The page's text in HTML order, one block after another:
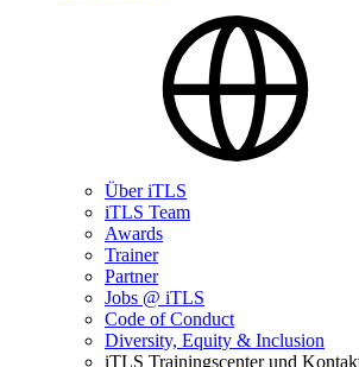
Über iTLS
iTLS Team
Awards
Trainer
Partner
Jobs @ iTLS
Code of Conduct
Diversity, Equity & Inclusion
iTLS Trainingscenter und